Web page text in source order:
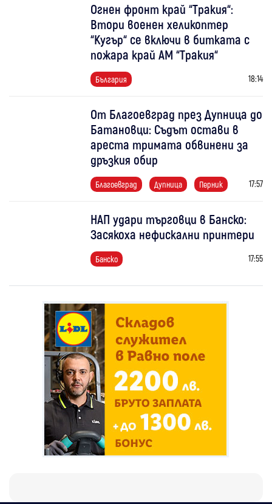
Огнен фронт край “Тракия“:
Втори военен хеликоптер
“Кугър“ се включи в битката с
пожара край АМ “Тракия“
България 18:14
От Благоевград през Дупница до
Батановци: Съдът остави в
ареста тримата обвинени за
дръзкия обир
Благоевград Дупница Перник 17:57
НАП удари търговци в Банско:
Засякоха нефискални принтери
Банско 17:55